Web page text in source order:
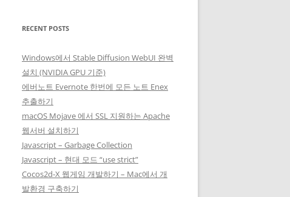
RECENT POSTS
Windows에서 Stable Diffusion WebUI 완벽
설치 (NVIDIA GPU 기준)
에버노트 Evernote 한번에 모든 노트 Enex
추출하기
macOS Mojave 에서 SSL 지원하는 Apache
웹서버 설치하기
Javascript – Garbage Collection
Javascript – 현대 모드 “use strict”
Cocos2d-X 웹게임 개발하기 – Mac에서 개
발환경 구축하기